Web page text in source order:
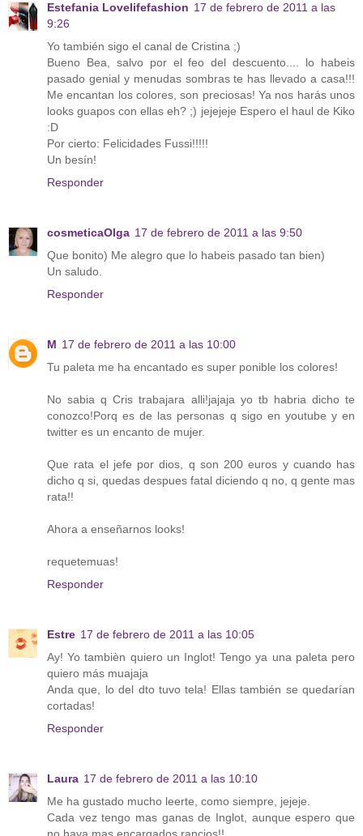
Estefania Lovelifefashion 17 de febrero de 2011 a las
9:26
Yo también sigo el canal de Cristina ;)
Bueno Bea, salvo por el feo del descuento.... lo habeis
pasado genial y menudas sombras te has llevado a casa!!!
Me encantan los colores, son preciosas! Ya nos harás unos
looks guapos con ellas eh? ;) jejejeje Espero el haul de Kiko
:D
Por cierto: Felicidades Fussi!!!!!
Un besín!
Responder
cosmeticaOlga 17 de febrero de 2011 a las 9:50
Que bonito) Me alegro que lo habeis pasado tan bien)
Un saludo.
Responder
M 17 de febrero de 2011 a las 10:00
Tu paleta me ha encantado es super ponible los colores!
No sabia q Cris trabajara alli!jajaja yo tb habria dicho te
conozco!Porq es de las personas q sigo en youtube y en
twitter es un encanto de mujer.
Que rata el jefe por dios, q son 200 euros y cuando has
dicho q si, quedas despues fatal diciendo q no, q gente mas
rata!!
Ahora a enseñarnos looks!
requetemuas!
Responder
Estre 17 de febrero de 2011 a las 10:05
Ay! Yo tambièn quiero un Inglot! Tengo ya una paleta pero
quiero más muajaja
Anda que, lo del dto tuvo tela! Ellas también se quedarían
cortadas!
Responder
Laura 17 de febrero de 2011 a las 10:10
Me ha gustado mucho leerte, como siempre, jejeje.
Cada vez tengo mas ganas de Inglot, aunque espero que